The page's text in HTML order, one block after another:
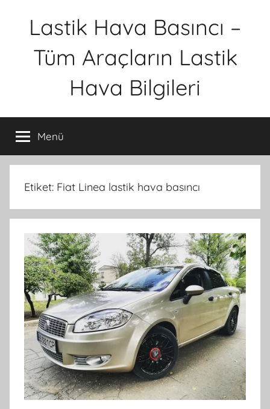
Lastik Hava Basıncı –
Tüm Araçların Lastik
Hava Bilgileri
Menü
Etiket: Fiat Linea lastik hava basıncı